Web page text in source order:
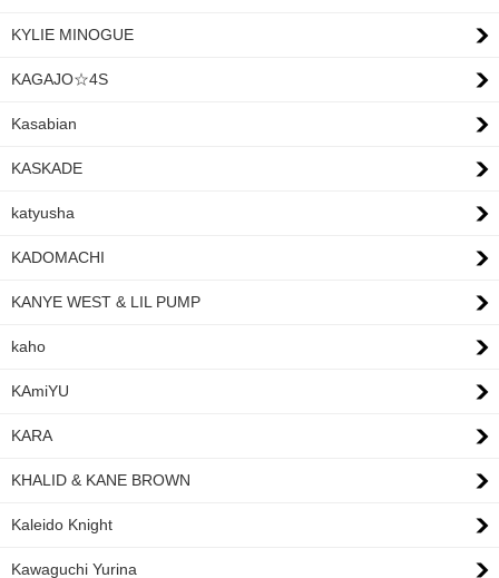
KYLIE MINOGUE
KAGAJO☆4S
Kasabian
KASKADE
katyusha
KADOMACHI
KANYE WEST & LIL PUMP
kaho
KAmiYU
KARA
KHALID & KANE BROWN
Kaleido Knight
Kawaguchi Yurina